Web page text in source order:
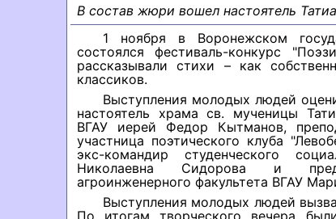
В состав жюри вошел настоятель
1 ноября в Воронежском
состоялся фестиваль-конкурс
рассказывали стихи – как
классиков.
Выступления молодых людей
настоятель храма св. мученицы
ВГАУ иерей Федор Кытманов,
участница поэтического клуба
экс-командир студенческого
Николаевна Сидорова и
агроинженерного факультета ВГАУ
Выступления молодых людей
По итогам творческого вечера